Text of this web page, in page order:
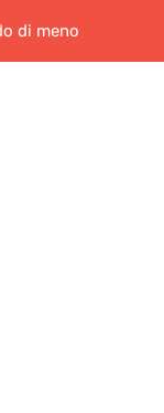
di meno